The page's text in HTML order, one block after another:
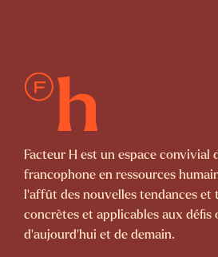
Facteur H est un espace convivial
francophone en ressources
l’affût des nouvelles tendances
concrètes et applicables aux défis
d’aujourd’hui et de demain.